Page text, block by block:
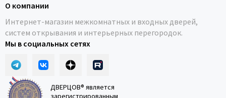
О компании
Интернет-магазин межкомнатных и входных дверей,
систем открывания и интерьерных перегородок.
Мы в социальных сетях
ДВЕРЦОВ® является
зарегистрированным